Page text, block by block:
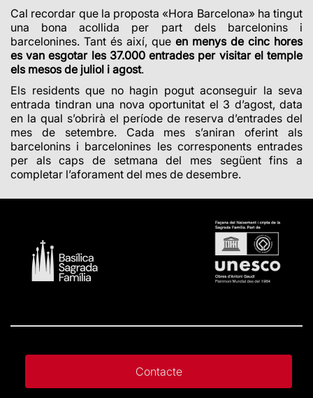
Cal recordar que la proposta «Hora Barcelona» ha tingut
una bona acollida per part dels barcelonins i
barcelonines. Tant és així, que en menys de cinc hores
es van esgotar les 37.000 entrades per visitar el temple
els mesos de juliol i agost.
Els residents que no hagin pogut aconseguir la seva
entrada tindran una nova oportunitat el 3 d’agost, data
en la qual s’obrirà el període de reserva d’entrades del
mes de setembre. Cada mes s’aniran oferint als
barcelonins i barcelonines les corresponents entrades
per als caps de setmana del mes següent fins a
completar l’aforament del mes de desembre.
Contacte